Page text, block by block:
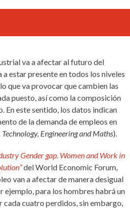
va a afectar al futuro del
estar presente en todos los niveles
que va provocar que cambien las
puesto, así como la composición
En este sentido, los datos indican
de la demanda de empleos en
Technology, Engineering and Maths).
Gender gap. Women and Work in
del World Economic Forum,
van a afectar de manera desigual
ejemplo, para los hombres habrá un
cada cuatro perdidos, sin embargo,